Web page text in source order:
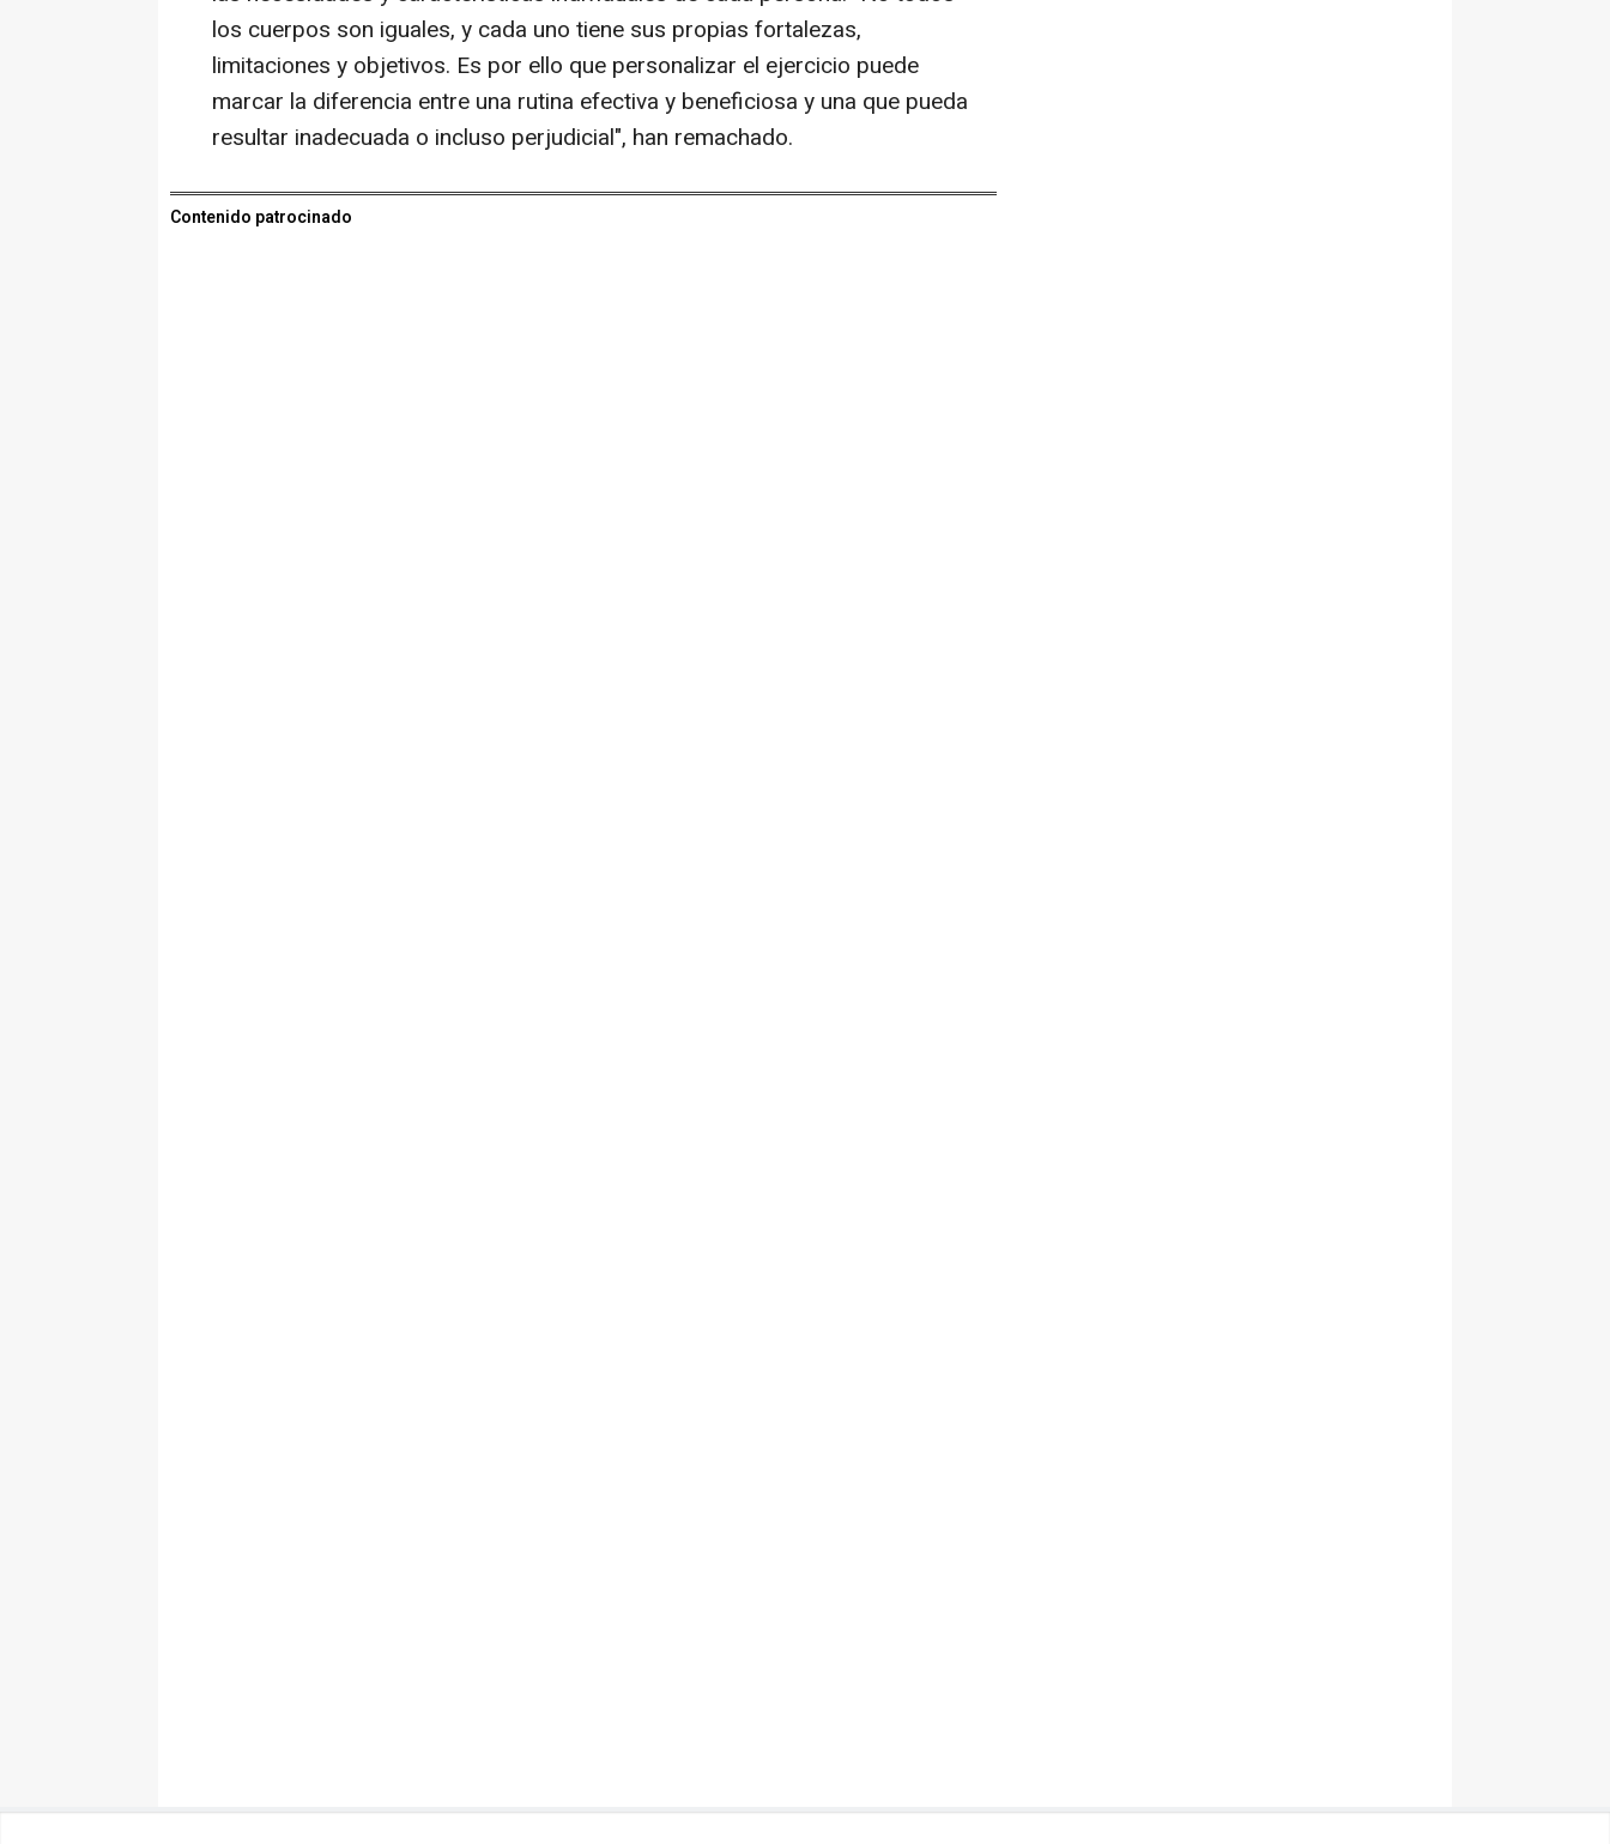
los cuerpos son iguales, y cada uno tiene sus propias fortalezas,
limitaciones y objetivos. Es por ello que personalizar el ejercicio puede
marcar la diferencia entre una rutina efectiva y beneficiosa y una que pueda
resultar inadecuada o incluso perjudicial", han remachado.
Contenido patrocinado